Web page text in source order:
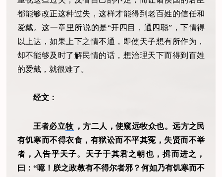
都能够改正这种过失，这样才能得到老百姓的信任和
爱戴。这一章里所说的是“开四目，通四聪”，下情得
以上达，如果上下之情不通，即使天子想有所作为，
却不能够及时了解民情的话，想治理天下而得到百姓
的爱戴，就很难了。
经文：
王者必立牧 ，方二人，使窥远牧众也。远方之民
有饥寒而不得衣食，有狱讼而不平其冤，失贤而不举
者，入告乎天子。天子于其君之朝也，揖而进之，
曰：“噫！朕之政教有不得尔者邪？何如乃有饥寒而不